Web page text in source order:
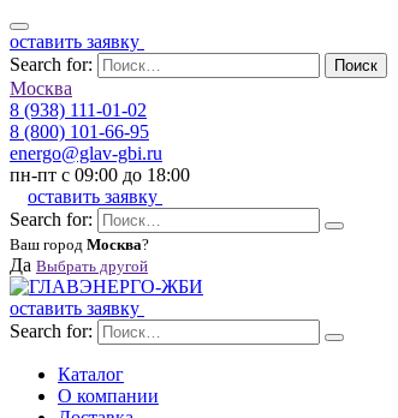
оставить заявку
Search for:
Поиск
Москва
8 (938) 111-01-02
8 (800) 101-66-95
energo@glav-gbi.ru
пн-пт с 09:00 до 18:00
оставить заявку
Search for:
Ваш город Москва?
Да Выбрать другой
оставить заявку
Search for:
Каталог
О компании